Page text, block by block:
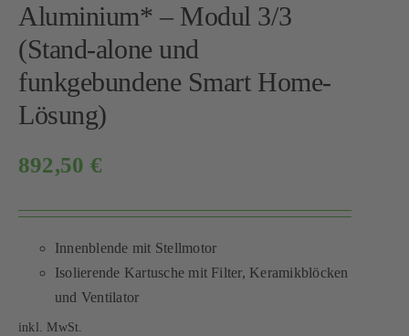
Aluminium* – Modul 3/3
(Stand-alone und
funkgebundene Smart Home-
Lösung)
892,50 €
Innenblende mit Stellmotor
Isolierende Kartusche mit Filter, Keramikblöcken
und Ventilator
inkl. MwSt.